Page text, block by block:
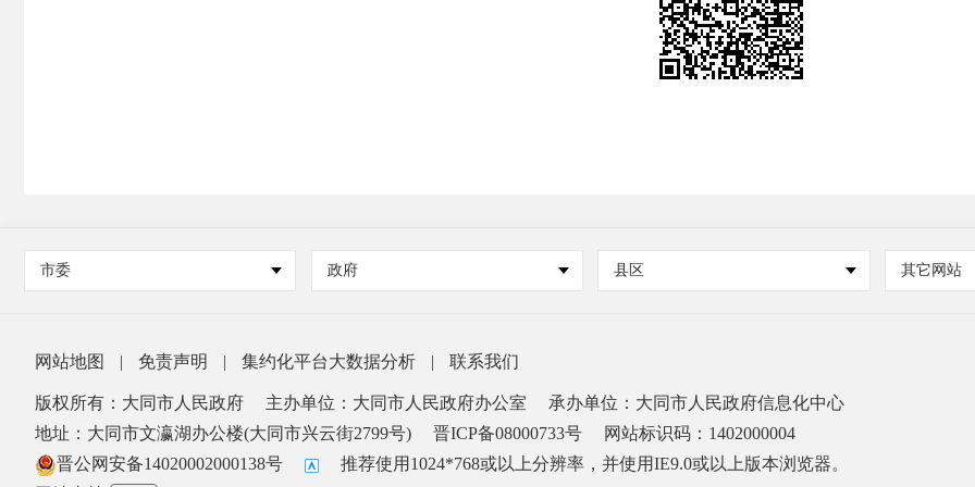
市委 政府 县区 其它网站
网站地图 | 免责声明 | 集约化平台大数据分析 | 联系我们
版权所有：大同市人民政府 主办单位：大同市人民政府办公室
承办单位：大同市人民政府信息化中心
地址：大同市文瀛湖办公楼(大同市兴云街2799号)
晋ICP备08000733号
网站标识码：1402000004
晋公网安备14020002000138号
推荐使用1024*768或以上分辨率，并使用IE9.0或以上版本浏览器。